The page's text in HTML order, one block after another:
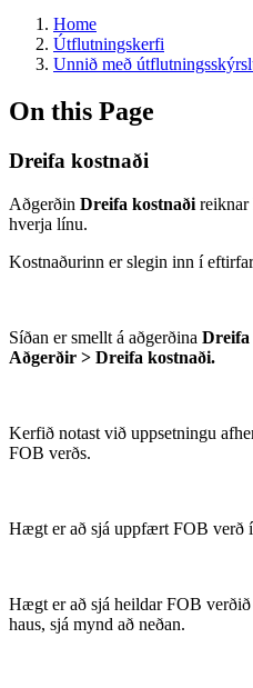
Home
Útflutningskerfi
Unnið með
On this Page
Dreifa kostnaði
Aðgerðin Dreifa kostnaði
hverja línu.
Kostnaðurinn er slegin inn í
Síðan er smellt á aðgerðina Dreifa
Aðgerðir > Dreifa kostnaði.
Kerfið notast við uppsetningu
FOB verðs.
Hægt er að sjá uppfært FOB verð
Hægt er að sjá heildar FOB
haus, sjá mynd að neðan.